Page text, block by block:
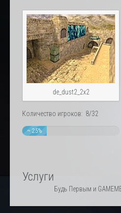
de_dust2_2x2
Количество игроков: 8/32
~ 25%
Услуги
Будь Первым и